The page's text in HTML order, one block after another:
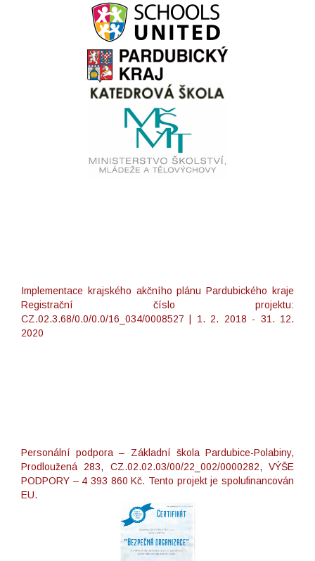
Implementace krajského akčního plánu Pardubického kraje
Registrační číslo projektu:
CZ.02.3.68/0.0/0.0/16_034/0008527 | 1. 2. 2018 - 31. 12.
2020
Personální podpora – Základní škola Pardubice-Polabiny,
Prodloužená 283, CZ.02.02.03/00/22_002/0000282, VÝŠE
PODPORY – 4 393 860 Kč. Tento projekt je spolufinancován
EU.